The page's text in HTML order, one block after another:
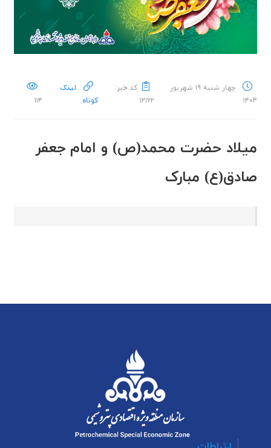
چهار شنبه ۱۹ شهریور
۱۴۰۴
کد خبر:
۱۲۱۶۲
لینک
کوتاه
۱۱۴
میلاد حضرت محمد(ص) و امام جعفر
صادق(ع) مبارک